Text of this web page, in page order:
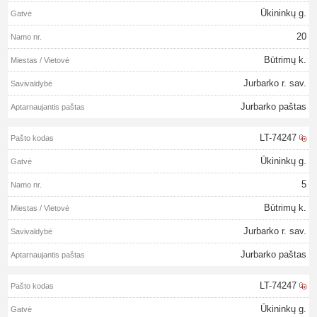
Ūkininkų g.
20
Būtrimų k.
Jurbarko r. sav.
Jurbarko paštas
LT-74247
Ūkininkų g.
5
Būtrimų k.
Jurbarko r. sav.
Jurbarko paštas
LT-74247
Ūkininkų g.